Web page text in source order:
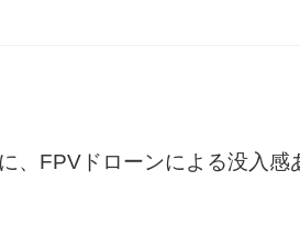
、FPVドローンによる没入感